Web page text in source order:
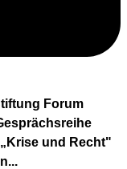
Forum
und Recht"